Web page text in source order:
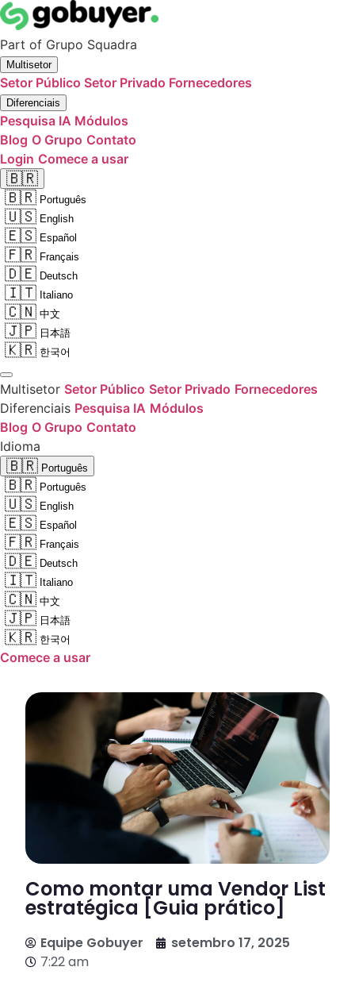
Part of Grupo Squadra
Multisetor
Setor Público Setor Privado Fornecedores
Diferenciais
Pesquisa IA Módulos
Blog O Grupo Contato
Login Comece a usar
🇧🇷
🇧🇷 Português
🇺🇸 English
🇪🇸 Español
🇫🇷 Français
🇩🇪 Deutsch
🇮🇹 Italiano
🇨🇳 中文
🇯🇵 日本語
🇰🇷 한국어
Multisetor Setor Público Setor Privado Fornecedores
Diferenciais Pesquisa IA Módulos
Blog O Grupo Contato
Idioma
🇧🇷 Português
🇧🇷 Português
🇺🇸 English
🇪🇸 Español
🇫🇷 Français
🇩🇪 Deutsch
🇮🇹 Italiano
🇨🇳 中文
🇯🇵 日本語
🇰🇷 한국어
Comece a usar
Como montar uma Vendor List
estratégica [Guia prático]
Equipe Gobuyer
setembro 17, 2025
7:22 am